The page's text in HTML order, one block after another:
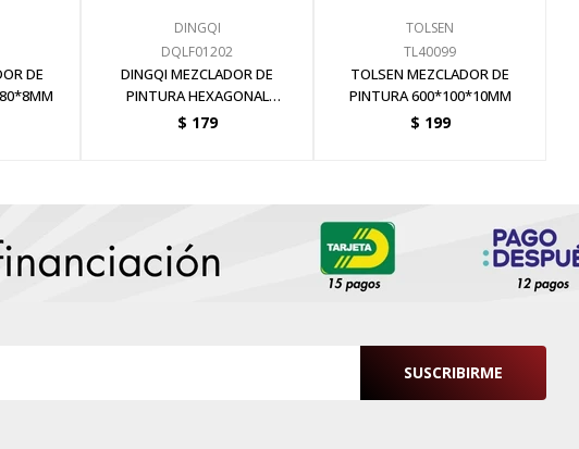
DE
DINGQI
DQLF01202
DINGQI MEZCLADOR DE
PINTURA HEXAGONAL
550x100x9.5MM
$ 179
TOLSEN
TL40099
TOLSEN MEZCLADOR DE
PINTURA 600*100*10MM
$ 199
SUSCRIBIRME